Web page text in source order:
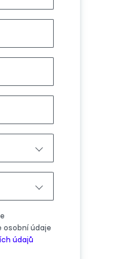
osobní údaje
údajů